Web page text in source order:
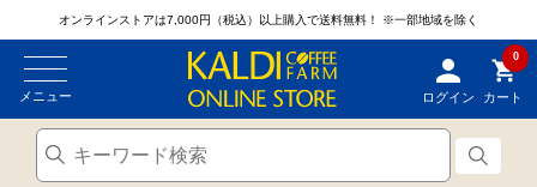
オンラインストアは7,000円（税込）以上購入で送料無料！ ※一部地域を除く
メニュー ログイン
0
カート